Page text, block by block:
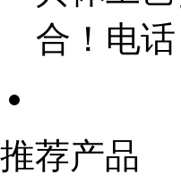
合！电话
推荐产品